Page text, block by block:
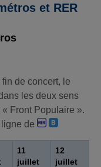
et RER
de concert, le
les deux sens
Front Populaire ».
de
11
juillet
12
juillet